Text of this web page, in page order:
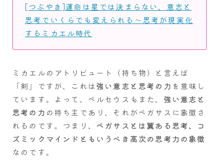
[つぶやき]運命は星では決まらない、意志と
思考でいくらでも変えられる～思考が現実化
するミカエル時代
ミカエルのアトリビュート（持ち物）と言えば
「剣」ですが、これは強い意志と思考の力 を意味し
ています。よって、ペルセウスもまた、 強い意志と
思考の力 の持ち主であり、それがペガサスに象徴さ
れるのです。つまり、 ペガサスとは翼ある思考、コ
ズミックマインドともいうべき高次の思考力の象徴
なのです。